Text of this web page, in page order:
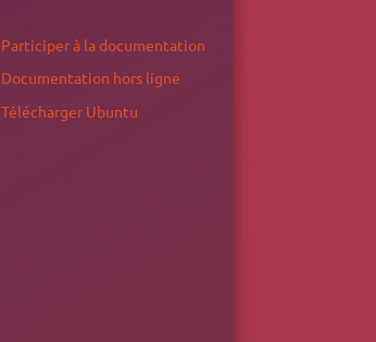
Participer à la documentation
Documentation hors ligne
Télécharger Ubuntu